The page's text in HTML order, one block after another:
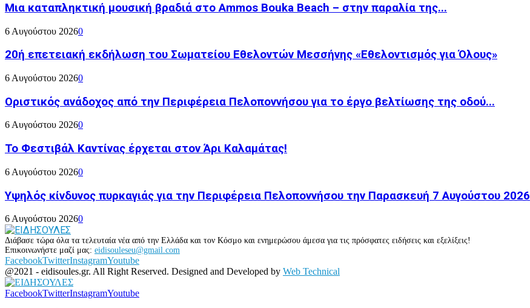
Μια καταπληκτική μουσική βραδιά στο Ammos Bouka Beach – στην παραλία της...
6 Αυγούστου 20260
20ή επετειακή εκδήλωση του Σωματείου Εθελοντών Μεσσήνης «Εθελοντισμός για Όλους»
6 Αυγούστου 20260
Οριστικός ανάδοχος από την Περιφέρεια Πελοποννήσου για το έργο βελτίωσης της οδού...
6 Αυγούστου 20260
Το Φεστιβάλ Καντίνας έρχεται στον Άρι Καλαμάτας!
6 Αυγούστου 20260
Υψηλός κίνδυνος πυρκαγιάς για την Περιφέρεια Πελοποννήσου την Παρασκευή 7 Αυγούστου 2026
6 Αυγούστου 20260
Διάβασε τώρα όλα τα τελευταία νέα από την Ελλάδα και τον Κόσμο και ενημερώσου άμεσα για τις πρόσφατες ειδήσεις και εξελίξεις!
Επικοινωνήστε μαζί μας: eidisouleseu@gmail.com
FacebookTwitterInstagramYoutube
@2021 - eidisoules.gr. All Right Reserved. Designed and Developed by Web Technical
FacebookTwitterInstagramYoutube